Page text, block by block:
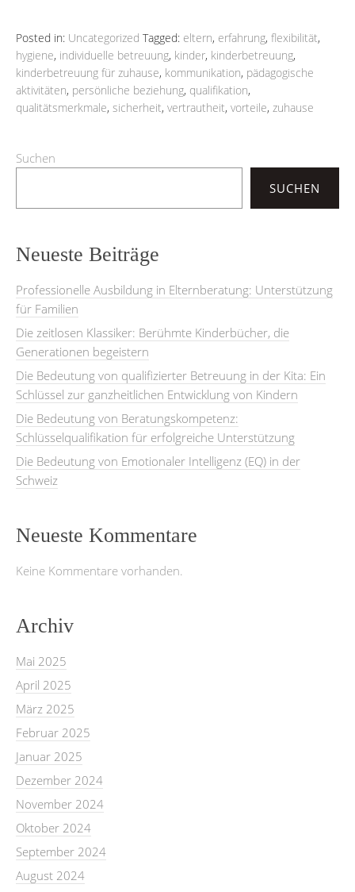
Posted in: Uncategorized Tagged: eltern, erfahrung, flexibilität,
hygiene, individuelle betreuung, kinder, kinderbetreuung,
kinderbetreuung für zuhause, kommunikation, pädagogische
aktivitäten, persönliche beziehung, qualifikation,
qualitätsmerkmale, sicherheit, vertrautheit, vorteile, zuhause
Suchen
SUCHEN
Neueste Beiträge
Professionelle Ausbildung in Elternberatung: Unterstützung
für Familien
Die zeitlosen Klassiker: Berühmte Kinderbücher, die
Generationen begeistern
Die Bedeutung von qualifizierter Betreuung in der Kita: Ein
Schlüssel zur ganzheitlichen Entwicklung von Kindern
Die Bedeutung von Beratungskompetenz:
Schlüsselqualifikation für erfolgreiche Unterstützung
Die Bedeutung von Emotionaler Intelligenz (EQ) in der
Schweiz
Neueste Kommentare
Keine Kommentare vorhanden.
Archiv
Mai 2025
April 2025
März 2025
Februar 2025
Januar 2025
Dezember 2024
November 2024
Oktober 2024
September 2024
August 2024